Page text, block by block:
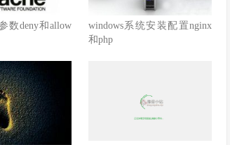
数deny和allow
windows系统安装配置nginx
和php